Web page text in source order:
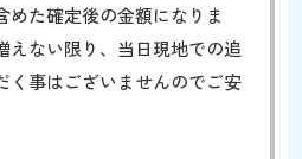
めた確定後の金額になりま
えない限り、当日現地での追
く事はございませんのでご安